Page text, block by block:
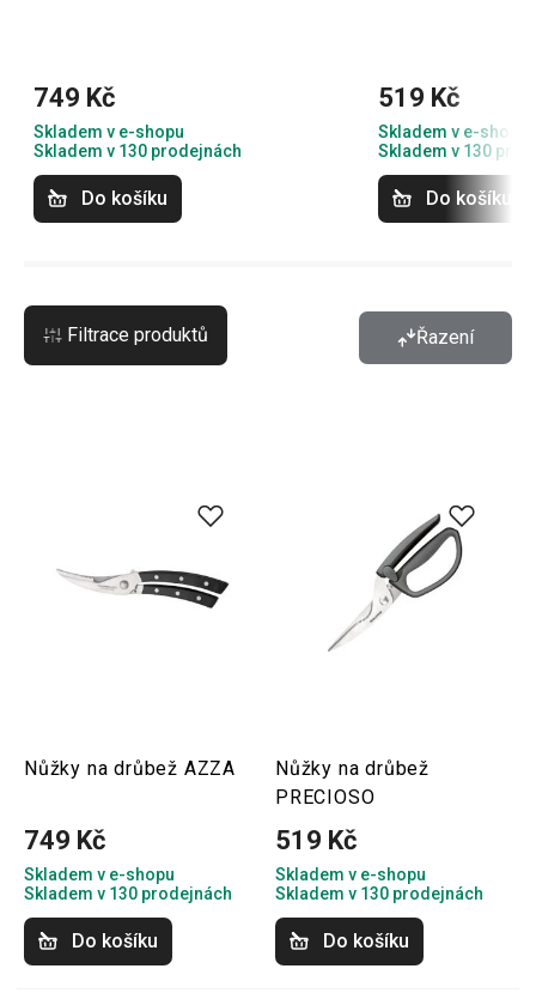
749 Kč
Skladem v e-shopu
Skladem v 130 prodejnách
Do košíku
519 Kč
Skladem v e-shopu
Skladem v 130
Do košíku
Filtrace produktů Řazení
Nůžky na drůbež AZZA
749 Kč
Skladem v e-shopu
Skladem v 130 prodejnách
Do košíku
Nůžky na drůbež
PRECIOSO
519 Kč
Skladem v e-shopu
Skladem v 130 prodejnách
Do košíku